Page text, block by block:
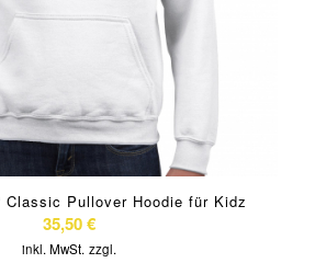
Classic Pullover Hoodie für Kidz
35,50€
inkl. MwSt. zzgl.